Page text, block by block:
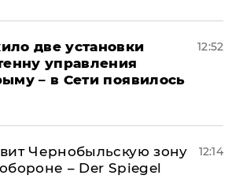
две установки
управления
– в Сети появилось
12:52
Чернобыльскую зону
– Der Spiegel
12:14